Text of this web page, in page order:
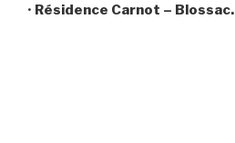
• Résidence Carnot – Blossac.